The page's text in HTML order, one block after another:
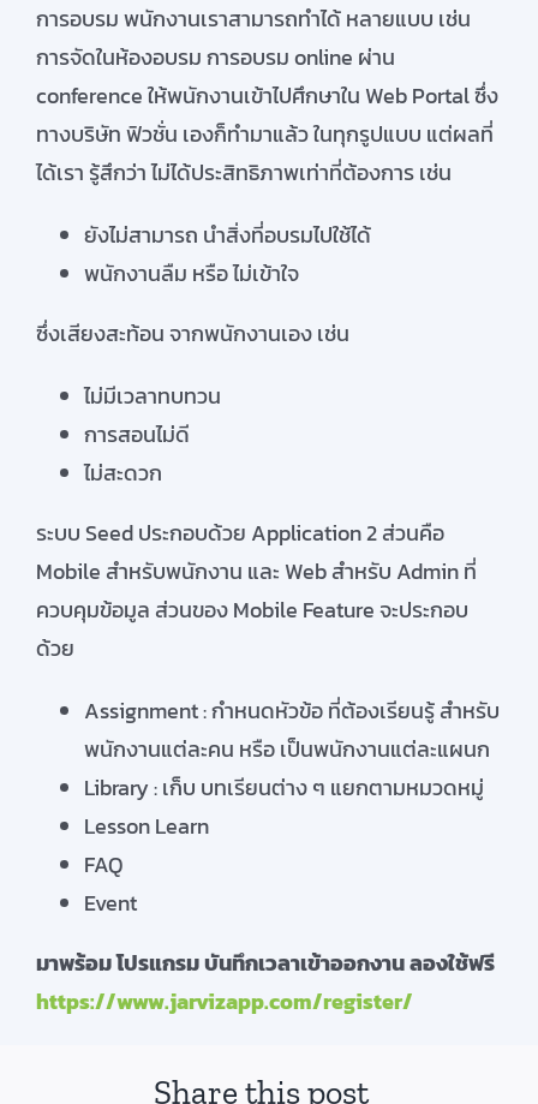
การอบรม พนักงานเราสามารถทำได้ หลายแบบ เช่น
การจัดในห้องอบรม การอบรม online ผ่าน
conference ให้พนักงานเข้าไปศึกษาใน Web Portal ซึ่ง
ทางบริษัท ฟิวชั่น เองก็ทำมาแล้ว ในทุกรูปแบบ แต่ผลที่
ได้เรา รู้สึกว่า ไม่ได้ประสิทธิภาพเท่าที่ต้องการ เช่น
ยังไม่สามารถ นำสิ่งที่อบรมไปใช้ได้
พนักงานลืม หรือ ไม่เข้าใจ
ซึ่งเสียงสะท้อน จากพนักงานเอง เช่น
ไม่มีเวลาทบทวน
การสอนไม่ดี
ไม่สะดวก
ระบบ Seed ประกอบด้วย Application 2 ส่วนคือ
Mobile สำหรับพนักงาน และ Web สำหรับ Admin ที่
ควบคุมข้อมูล ส่วนของ Mobile Feature จะประกอบ
ด้วย
Assignment : กำหนดหัวข้อ ที่ต้องเรียนรู้ สำหรับ
พนักงานแต่ละคน หรือ เป็นพนักงานแต่ละแผนก
Library : เก็บ บทเรียนต่าง ๆ แยกตามหมวดหมู่
Lesson Learn
FAQ
Event
มาพร้อม โปรแกรม บันทึกเวลาเข้าออกงาน ลองใช้ฟรี
https://www.jarvizapp.com/register/
Share this post